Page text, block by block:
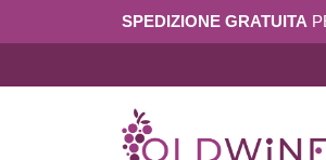
SPEDIZIONE GRATUITA